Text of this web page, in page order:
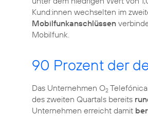
Kund:innen wechselten im
Mobilfunkanschlüssen
Mobilfunk.
90 Prozent der
Das Unternehmen O2
des zweiten Quartals bereits
Unternehmen erreicht damit